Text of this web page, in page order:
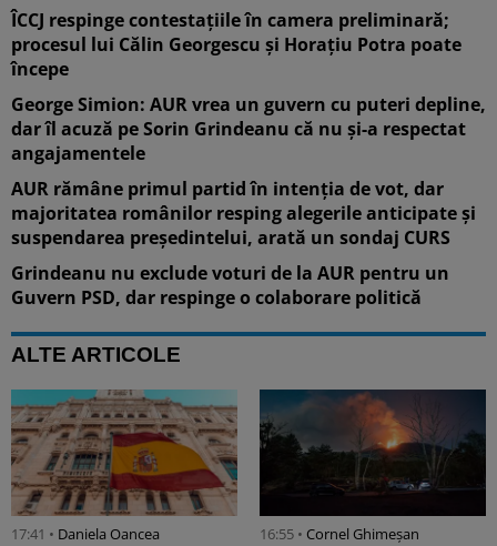
ÎCCJ respinge contestațiile în camera preliminară;
procesul lui Călin Georgescu și Horațiu Potra poate
începe
George Simion: AUR vrea un guvern cu puteri depline,
dar îl acuză pe Sorin Grindeanu că nu și-a respectat
angajamentele
AUR rămâne primul partid în intenția de vot, dar
majoritatea românilor resping alegerile anticipate și
suspendarea președintelui, arată un sondaj CURS
Grindeanu nu exclude voturi de la AUR pentru un
Guvern PSD, dar respinge o colaborare politică
ALTE ARTICOLE
17:41 • Daniela Oancea 16:55 • Cornel Ghimeșan